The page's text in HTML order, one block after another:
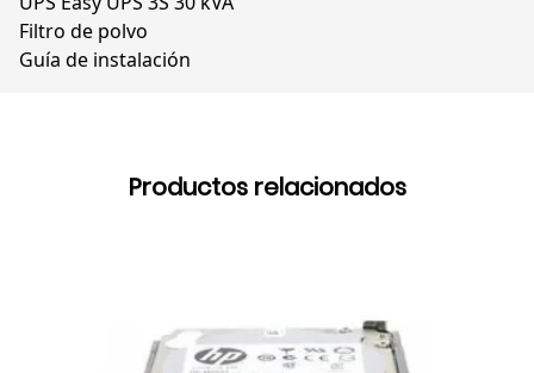
Filtro de polvo
Guía de instalación
Productos relacionados